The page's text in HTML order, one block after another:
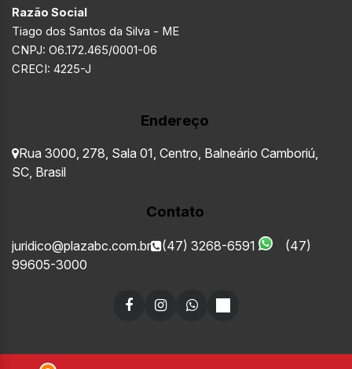
Razão Social
Tiago dos Santos da Silva - ME
CNPJ: O6.172.465/0001-06
CRECI: 4225-J
Endereço
Rua 3000 278 Sala 01 Centro Balneário Camboriú
SC Brasil
Contato
juridico@plazabc.com.br (47) 3268-6591
(47)
99605-3000